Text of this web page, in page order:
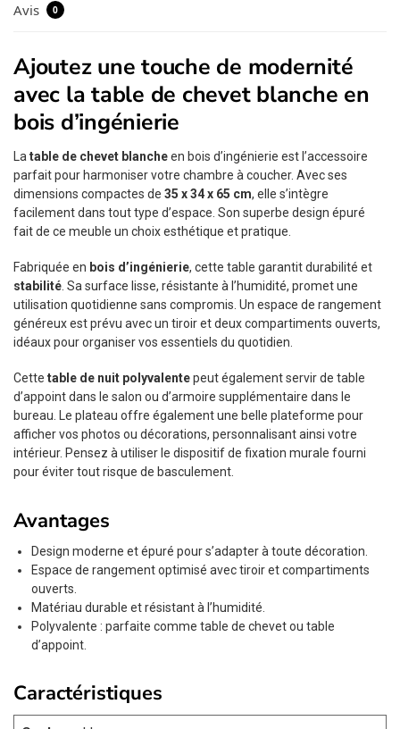
Avis 0
Ajoutez une touche de modernité
avec la table de chevet blanche en
bois d’ingénierie
La table de chevet blancheen bois d’ingénierie est l’accessoire
parfait pour harmoniser votre chambre à coucher. Avec ses
dimensions compactes de 35 x 34 x 65 cm, elle s’intègre
facilement dans tout type d’espace. Son superbe design épuré
fait de ce meuble un choix esthétique et pratique.
Fabriquée en bois d’ingénierie, cette table garantit durabilité et
stabilité . Sa surface lisse, résistante à l’humidité, promet une
utilisation quotidienne sans compromis. Un espace de rangement
généreux est prévu avec un tiroir et deux compartiments ouverts,
idéaux pour organiser vos essentiels du quotidien.
Cette table de nuit polyvalentepeut également servir de table
d’appoint dans le salon ou d’armoire supplémentaire dans le
bureau. Le plateau offre également une belle plateforme pour
afficher vos photos ou décorations, personnalisant ainsi votre
intérieur. Pensez à utiliser le dispositif de fixation murale fourni
pour éviter tout risque de basculement.
Avantages
Design moderne et épuré pour s’adapter à toute décoration.
Espace de rangement optimisé avec tiroir et compartiments
ouverts.
Matériau durable et résistant à l’humidité.
Polyvalente : parfaite comme table de chevet ou table
d’appoint.
Caractéristiques